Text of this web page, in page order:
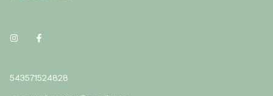
543571524828